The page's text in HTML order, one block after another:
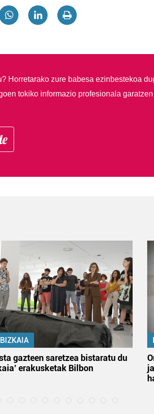
Horretarako zure babesa ezinbestekoa
tokiko informazio profesionala garatzen
gazteen saretzea bistaratu du
erakusketak Bilbon